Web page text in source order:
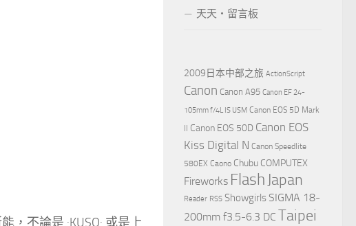
，不論是 :KUSO: 或是上
天天‧留言板
2009日本中部之旅 ActionScript
Canon Canon A95 Canon EF 24-
105mm f/4L IS USM Canon EOS 5D Mark
Canon EOS 50D Canon EOS
Kiss Digital N Canon Speedlite
580EX Caono Chubu COMPUTEX
Fireworks Flash Japan
Reader RSS Showgirls SIGMA 18-
200mm f3.5-6.3 DC Taipei